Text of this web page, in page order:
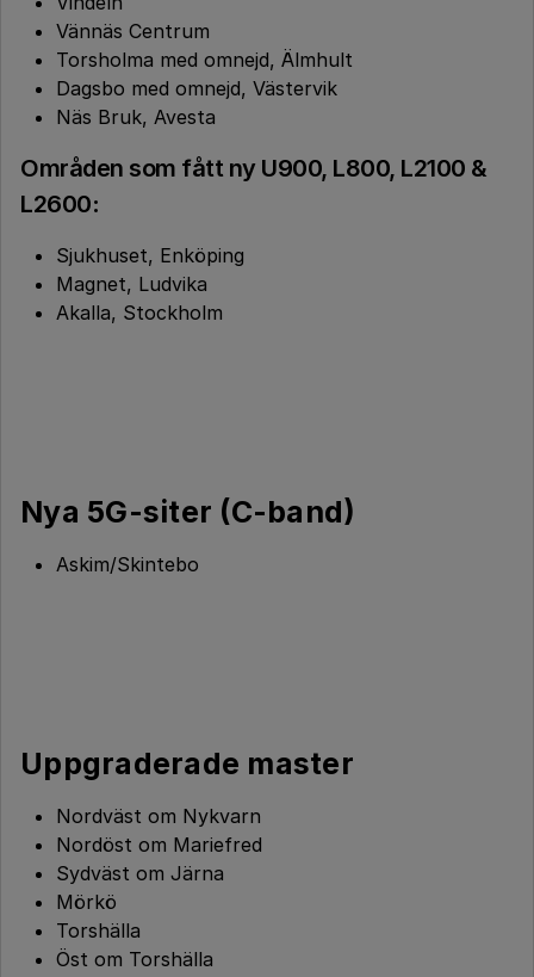
Vännäs Centrum
Torsholma med omnejd, Älmhult
Dagsbo med omnejd, Västervik
Näs Bruk, Avesta
Områden som fått ny U900, L800, L2100 &
L2600:
Sjukhuset, Enköping
Magnet, Ludvika
Akalla, Stockholm
Nya 5G-siter (C-band)
Askim/Skintebo
Uppgraderade master
Nordväst om Nykvarn
Nordöst om Mariefred
Sydväst om Järna
Mörkö
Torshälla
Öst om Torshälla